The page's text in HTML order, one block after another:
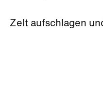
Zelt aufschlagen